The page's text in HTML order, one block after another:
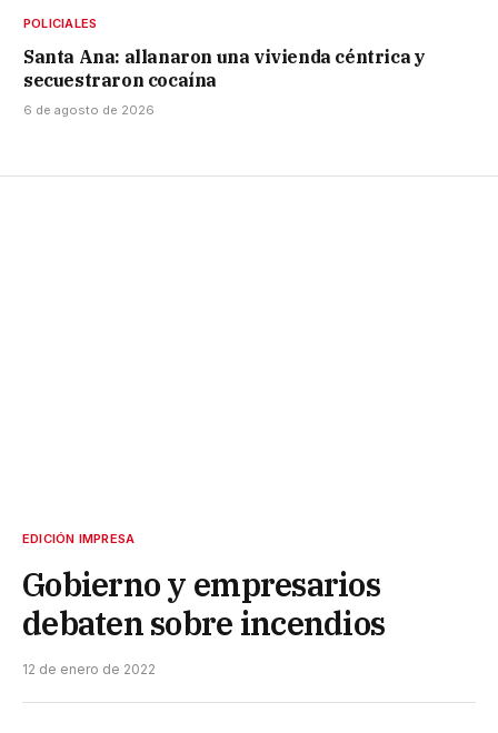
POLICIALES
Santa Ana: allanaron una vivienda céntrica y
secuestraron cocaína
6 de agosto de 2026
EDICIÓN IMPRESA
Gobierno y empresarios
debaten sobre incendios
12 de enero de 2022